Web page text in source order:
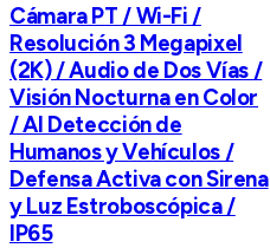
Cámara PT / Wi-Fi /
Resolución 3 Megapixel
(2K) / Audio de Dos Vías /
Visión Nocturna en Color
/ AI Detección de
Humanos y Vehículos /
Defensa Activa con Sirena
y Luz Estroboscópica /
IP65